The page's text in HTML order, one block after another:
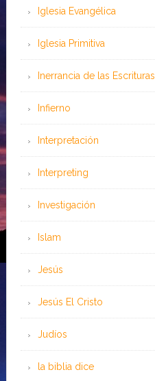
Iglesia Evangélica
Iglesia Primitiva
Inerrancia de las Escrituras
Infierno
Interpretación
Interpreting
Investigación
Islam
Jesús
Jesús El Cristo
Judíos
la biblia dice